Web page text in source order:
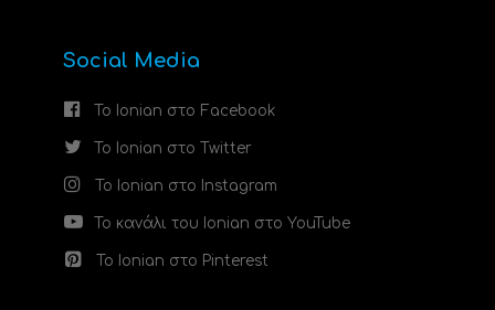
Social Media
Το Ionian στο Facebook
Το Ionian στο Twitter
Το Ionian στο Instagram
Το κανάλι του Ionian στο YouTube
Το Ionian στο Pinterest